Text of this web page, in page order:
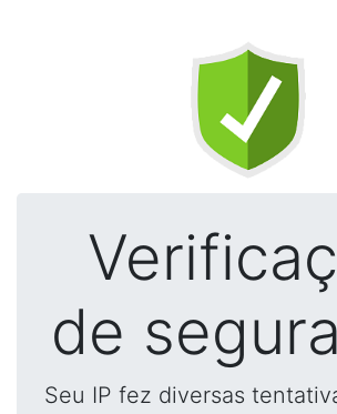
de
Seu IP fez diversas